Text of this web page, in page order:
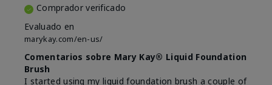
Comprador verificado
Evaluado en
marykay.com/en-us/
Comentarios sobre Mary Kay® Liquid Foundation
Brush
I started using my liquid foundation brush a couple of